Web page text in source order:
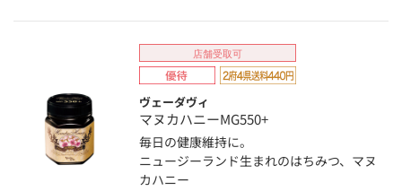
店舗受取可
ヴェーダヴィ
マヌカハニーMG550+
毎日の健康維持に。
ニュージーランド生まれのはちみつ、マヌ
カハニー